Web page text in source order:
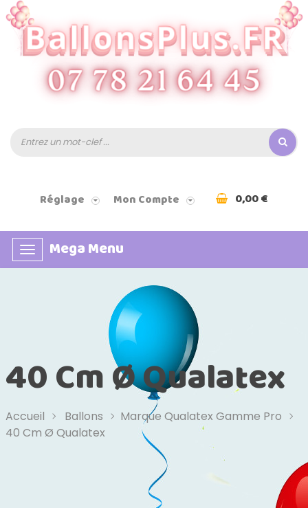
Réglage Mon Compte 0,00 €
Basculer
la
Mega Menu
40 Cm Ø Qualatex
Accueil Ballons
Marque Qualatex Gamme Pro
40 Cm Ø Qualatex